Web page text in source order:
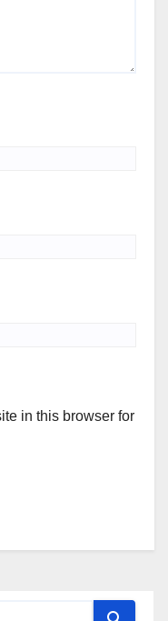
in this browser for